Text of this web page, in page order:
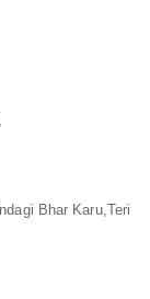
Bhar Karu, Teri